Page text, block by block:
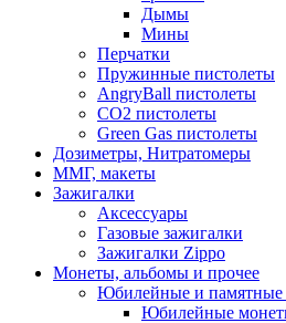
Дымы
Мины
Перчатки
Пружинные пистолеты
AngryBall пистолеты
CO2 пистолеты
Green Gas пистолеты
Дозиметры, Нитратомеры
ММГ, макеты
Зажигалки
Аксессуары
Газовые зажигалки
Зажигалки Zippo
Монеты, альбомы и прочее
Юбилейные и памятные
Юбилейные